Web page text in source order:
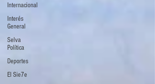
Internacional
Interés
General
Selva
Política
Deportes
El Sie7e